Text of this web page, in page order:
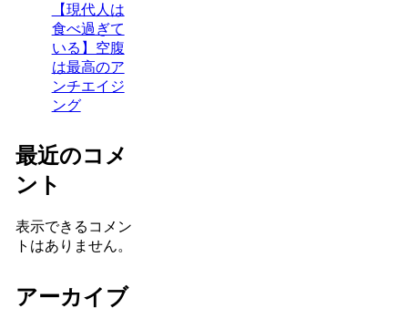
【現代人は
食べ過ぎて
いる】空腹
は最高のア
ンチエイジ
ング
最近のコメ
ント
表示できるコメン
トはありません。
アーカイブ